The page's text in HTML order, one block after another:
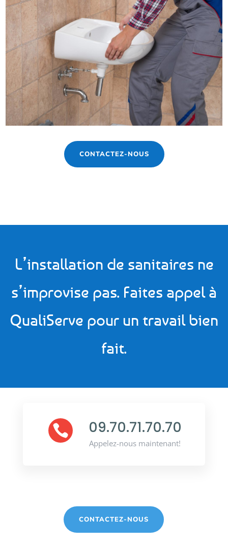
CONTACTEZ-NOUS
L’installation de sanitaires ne
s’improvise pas. Faites appel à
QualiServe pour un travail bien
fait.
 09.70.71.70.70
Appelez-nous maintenant!
CONTACTEZ-NOUS